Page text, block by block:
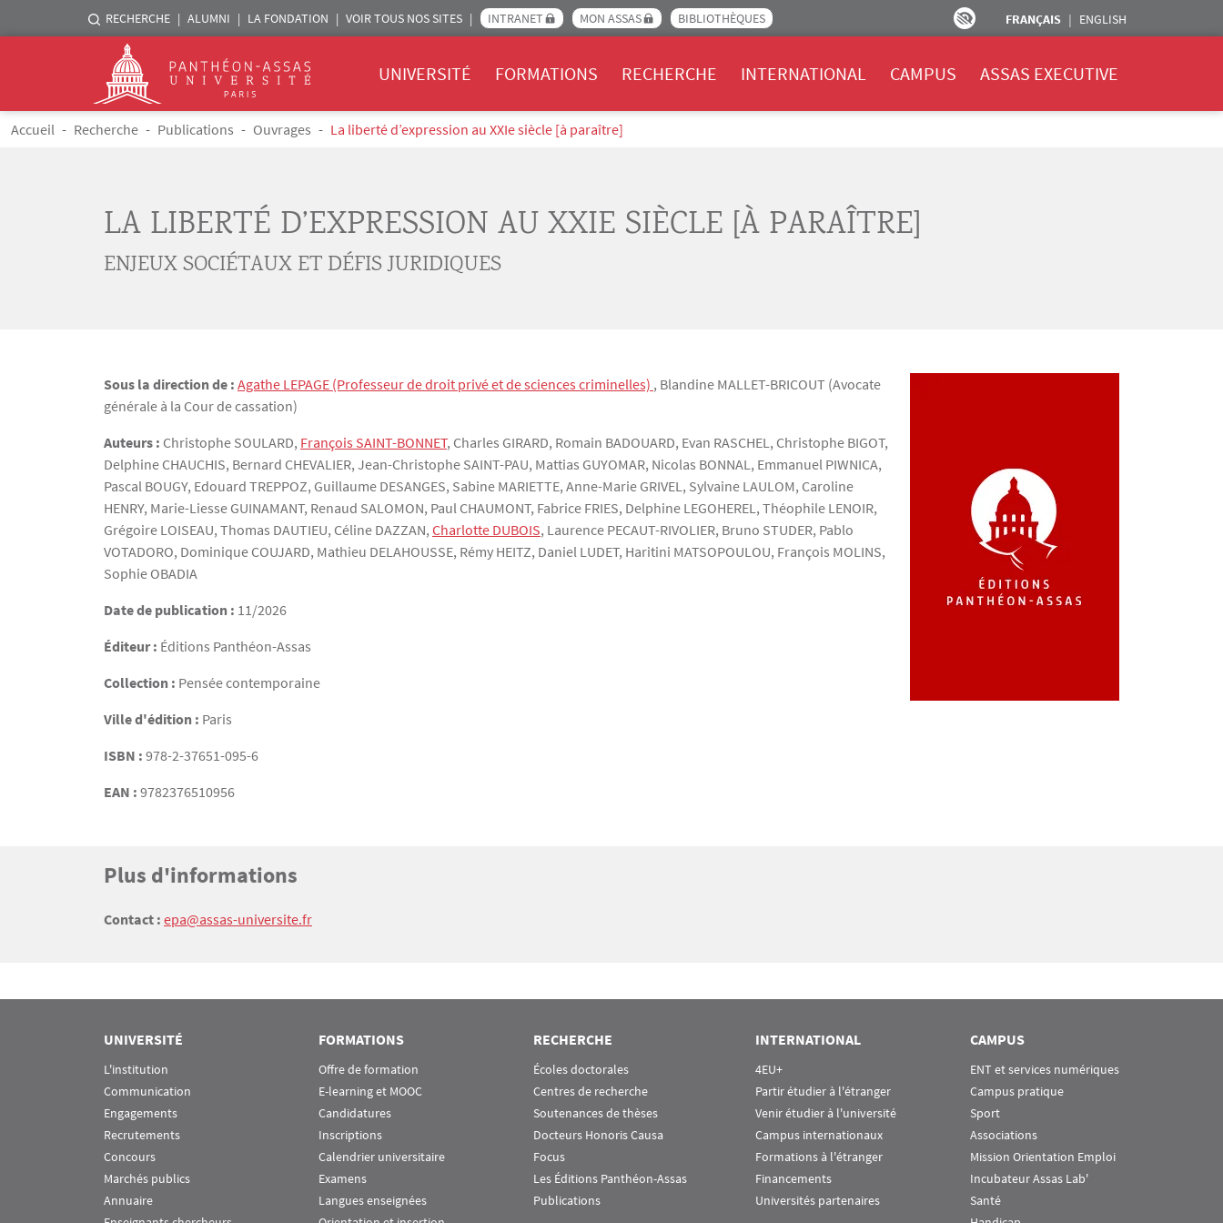
Aller au contenu principal
Menu liste sites Assas
RECHERCHE ALUMNI LA FONDATION VOIR TOUS NOS SITES INTRANET MON ASSAS BIBLIOTHÈQUES FRANÇAIS ENGLISH
Logo
UNIVERSITÉ FORMATIONS RECHERCHE INTERNATIONAL CAMPUS ASSAS EXECUTIVE
Fil d'Ariane
Accueil Recherche Publications Ouvrages La liberté d’expression au XXIe siècle [à paraître]
LA LIBERTÉ D’EXPRESSION AU XXIE SIÈCLE [À PARAÎTRE]
ENJEUX SOCIÉTAUX ET DÉFIS JURIDIQUES
Sous la direction de : Agathe LEPAGE (Professeur de droit privé et de sciences criminelles) , Blandine MALLET-BRICOUT (Avocate
générale à la Cour de cassation)
Auteurs : Christophe SOULARD, François SAINT-BONNET, Charles GIRARD, Romain BADOUARD, Evan RASCHEL, Christophe BIGOT,
Delphine CHAUCHIS, Bernard CHEVALIER, Jean-Christophe SAINT-PAU, Mattias GUYOMAR, Nicolas BONNAL, Emmanuel PIWNICA,
Pascal BOUGY, Edouard TREPPOZ, Guillaume DESANGES, Sabine MARIETTE, Anne-Marie GRIVEL, Sylvaine LAULOM, Caroline
HENRY, Marie-Liesse GUINAMANT, Renaud SALOMON, Paul CHAUMONT, Fabrice FRIES, Delphine LEGOHEREL, Théophile LENOIR,
Grégoire LOISEAU, Thomas DAUTIEU, Céline DAZZAN, Charlotte DUBOIS, Laurence PECAUT-RIVOLIER, Bruno STUDER, Pablo
VOTADORO, Dominique COUJARD, Mathieu DELAHOUSSE, Rémy HEITZ, Daniel LUDET, Haritini MATSOPOULOU, François MOLINS,
Sophie OBADIA
Date de publication : 11/2026
Éditeur : Éditions Panthéon-Assas
Collection : Pensée contemporaine
Ville d'édition : Paris
ISBN : 978-2-37651-095-6
EAN : 9782376510956
Bloc(s) libre(s)
Titre
Plus d'informations
Texte
Contact : epa@assas-universite.fr
UNIVERSITÉ
L'institution
Communication
Engagements
Recrutements
Concours
Marchés publics
Annuaire
FORMATIONS
Offre de formation
E-learning et MOOC
Candidatures
Inscriptions
Calendrier universitaire
Examens
Langues enseignées
RECHERCHE
Écoles doctorales
Centres de recherche
Soutenances de thèses
Docteurs Honoris Causa
Focus
Les Éditions Panthéon-Assas
Publications
INTERNATIONAL
4EU+
Partir étudier à l'étranger
Venir étudier à l'université
Campus internationaux
Formations à l'étranger
Financements
Universités partenaires
CAMPUS
ENT et services numériques
Campus pratique
Sport
Associations
Mission Orientation Emploi
Incubateur Assas Lab'
Santé